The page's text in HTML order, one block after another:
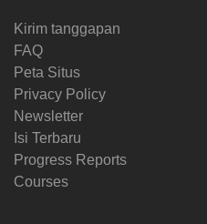
Kirim tanggapan
FAQ
Peta Situs
Privacy Policy
Newsletter
Isi Terbaru
Progress Reports
Courses